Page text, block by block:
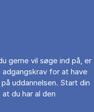
gerne vil søge ind på, er
for at have
uddannelsen. Start din
du har al den